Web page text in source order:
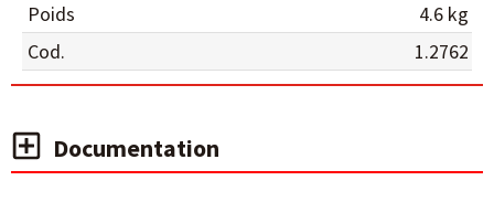
Poids
4.6 kg
Cod.
1.2762
Documentation